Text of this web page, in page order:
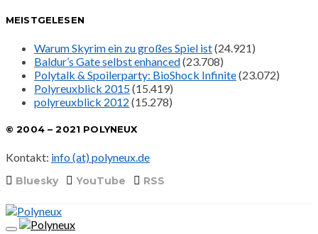
MEISTGELESEN
Warum Skyrim ein zu großes Spiel ist(24.921)
Baldur’s Gate selbst enhanced(23.708)
Polytalk & Spoilerparty: BioShock Infinite(23.072)
Polyreuxblick 2015(15.419)
polyreuxblick 2012 (15.278)
© 2004 – 2021 POLYNEUX
Kontakt: info (at) polyneux.de
Bluesky YouTube RSS